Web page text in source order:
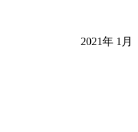
2021年 1月